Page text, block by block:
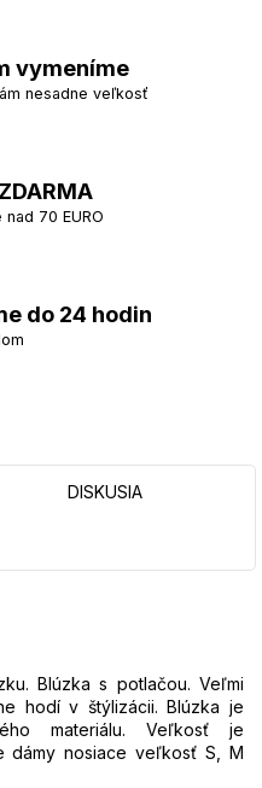
vymeníme
nesadne veľkosť
70 EURO
do 24 hodin
DISKUSIA
Blúzka s potlačou. Veľmi
hodí v štýlizácii. Blúzka je
materiálu. Veľkosť je
dámy nosiace veľkosť S, M